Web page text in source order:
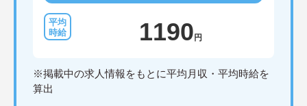
1190円
※掲載中の求人情報をもとに平均月収・平均時給を
算出